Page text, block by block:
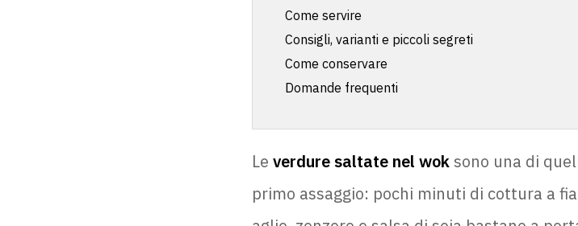
Come servire
Consigli, varianti e piccoli segreti
Come conservare
Domande frequenti
Le verdure saltate nel wok sono una di
primo assaggio: pochi minuti di cottura a